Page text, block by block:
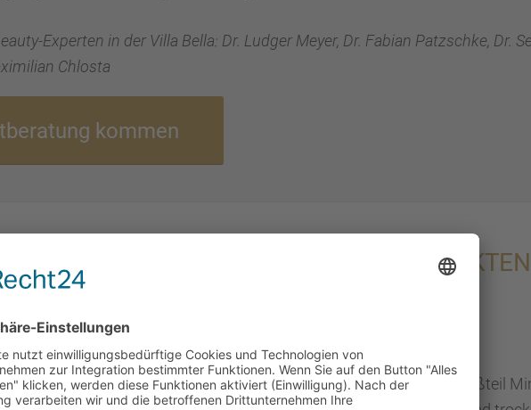
Exper­ten in der Villa Bella: Dr. Ludger Meyer, Dr. Fabian Patzschke, Dr.
Chlosta
kommen
IN DER VILLA BELLA AB? ALLE FAKTEN
Bunny Lines: Anfangs niedlich, später lästig
Bunny Lines sind zum Großteil